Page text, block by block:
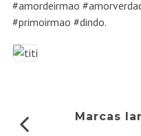
#amordeirmao
#primoirmao #dindo.
Marcas